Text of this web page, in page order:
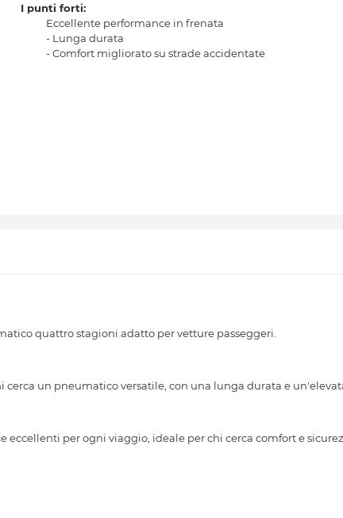
I punti forti:
Eccellente performance in frenata
- Lunga durata
- Comfort migliorato su strade accidentate
quattro stagioni adatto per vetture passeggeri.
cerca un pneumatico versatile, con una lunga durata e
eccellenti per ogni viaggio, ideale per chi cerca comfort e